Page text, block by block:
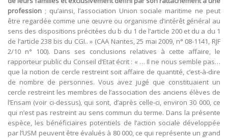
profession ; qu’ainsi, l’association Union sociale maritime ne peut
être regardée comme une œuvre ou organisme d’intérêt général au
sens des dispositions précitées du b du 1 de l’article 200 et du a du 1
de l’article 238 bis du CGI.. » (CAA Nantes, 25 mai 2009, n° 08-1141, RJF
2/10 n° 100). Dans ses conclusions relatives à cette affaire, le
rapporteur public du Conseil d’Etat écrit : « … Il ne nous semble pas…
que la notion de cercle restreint soit affaire de quantité, c’est-à-dire
de nombre de personnes. Vous avez jugé que constituaient un
cercle restreint les membres de l’association des anciens élèves de
l’Ensam (voir ci-dessus), qui sont, d’après celle-ci, environ 30 000, ce
qui n’est pas restreint au sens commun du terme. Dans la présente
espèce, les bénéficiaires potentiels de l’action sociale développée
par l’USM peuvent être évalués à 80 000, ce qui représente un grand